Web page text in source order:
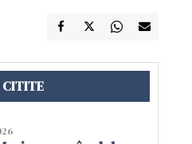
CITITE